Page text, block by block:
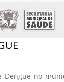
Dengue no